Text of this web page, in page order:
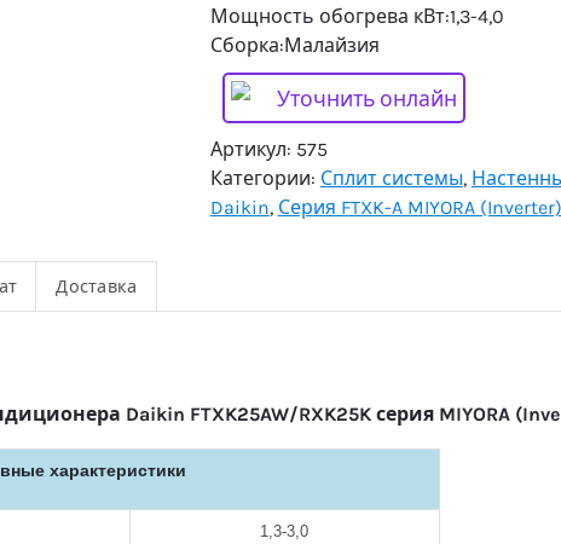
Мощность обогрева кВт:1,3-4,0
Сборка:Малайзия
Уточнить онлайн
Артикул: 575
Категории: Сплит системы,
Daikin, Серия FTXK-A MIYORA (Inverter)
Доставка
Daikin FTXK25AW/RXK25K серия MIYORA
характеристики
1,3-3,0